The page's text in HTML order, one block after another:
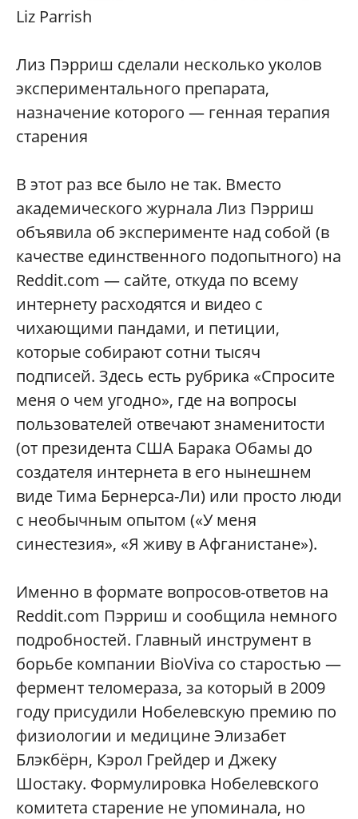
Liz Parrish
Лиз Пэрриш сделали несколько уколов
экспериментального препарата,
назначение которого — генная терапия
старения
В этот раз все было не так. Вместо
академического журнала Лиз Пэрриш
объявила об эксперименте над собой (в
качестве единственного подопытного) на
Reddit.com — сайте, откуда по всему
интернету расходятся и видео с
чихающими пандами, и петиции,
которые собирают сотни тысяч
подписей. Здесь есть рубрика «Спросите
меня о чем угодно», где на вопросы
пользователей отвечают знаменитости
(от президента США Барака Обамы до
создателя интернета в его нынешнем
виде Тима Бернерса-Ли) или просто люди
с необычным опытом («У меня
синестезия», «Я живу в Афганистане»).
Именно в формате вопросов-ответов на
Reddit.com Пэрриш и сообщила немного
подробностей. Главный инструмент в
борьбе компании BioViva со старостью —
фермент теломераза, за который в 2009
году присудили Нобелевскую премию по
физиологии и медицине Элизабет
Блэкбёрн, Кэрол Грейдер и Джеку
Шостаку. Формулировка Нобелевского
комитета старение не упоминала, но